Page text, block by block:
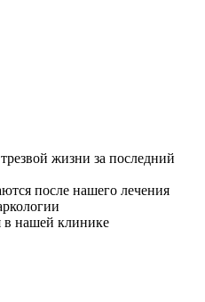
жизни за последний
после нашего лечения
в нашей клинике